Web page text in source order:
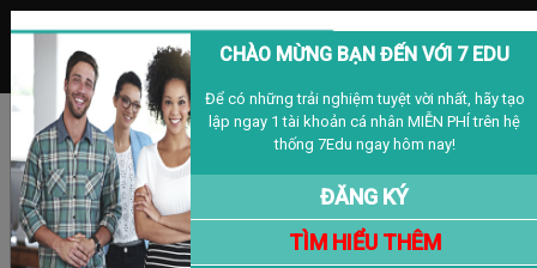
MENU
VIỆT NAM
Đăng nhập Đăng ký
Học Bổng 100% - Gói Hỗ Trợ Tới 100 Triệu
CHÀO MỪNG BẠN ĐẾN VỚI 7 EDU
Để có những trải nghiệm tuyệt vời nhất, hãy tạo
lập ngay 1 tài khoản cá nhân MIỄN PHÍ trên hệ
thống 7Edu ngay hôm nay!
ĐĂNG KÝ
TÌM HIỂU THÊM